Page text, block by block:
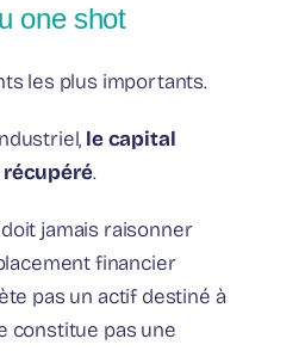
one shot
les plus importants.
le capital
récupéré.
jamais raisonner
financier
pas un actif destiné à
constitue pas une